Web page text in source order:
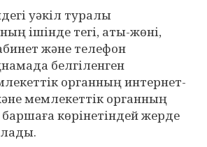
уәкіл туралы
ішінде тегі, аты-жөні,
және телефон
белгіленген
органның интернет-
мемлекеттік органның
көрінетіндей жерде